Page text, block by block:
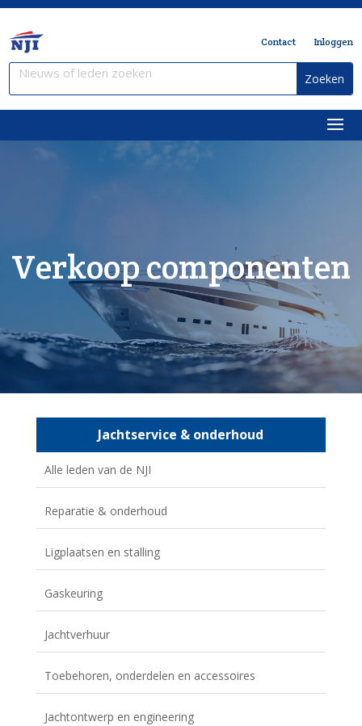
Contact Inloggen
Verkoop componenten
Jachtservice & onderhoud
Alle leden van de NJI
Reparatie & onderhoud
Ligplaatsen en stalling
Gaskeuring
Jachtverhuur
Toebehoren, onderdelen en accessoires
Jachtontwerp en engineering